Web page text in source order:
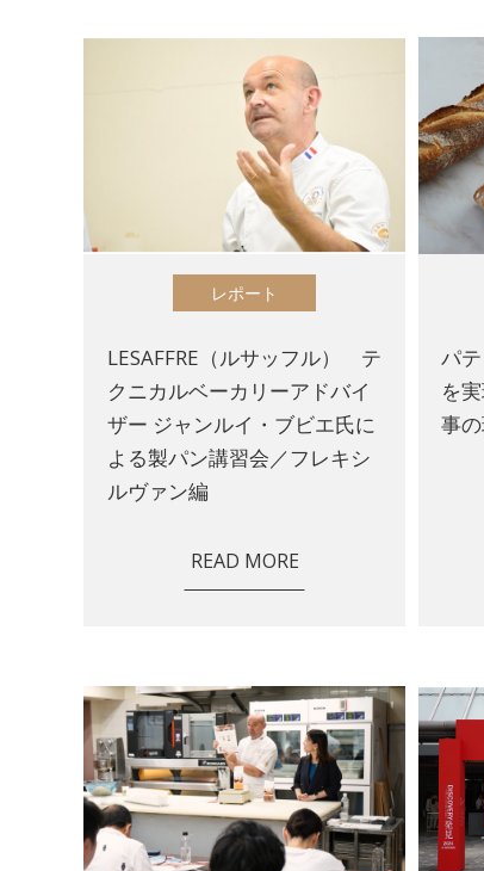
レポート
LESAFFRE（ルサッフル） テ
クニカルベーカリーアドバイ
ザー ジャンルイ・ブビエ氏に
よる製パン講習会／フレキシ
ルヴァン編
READ MORE
パ
を
事